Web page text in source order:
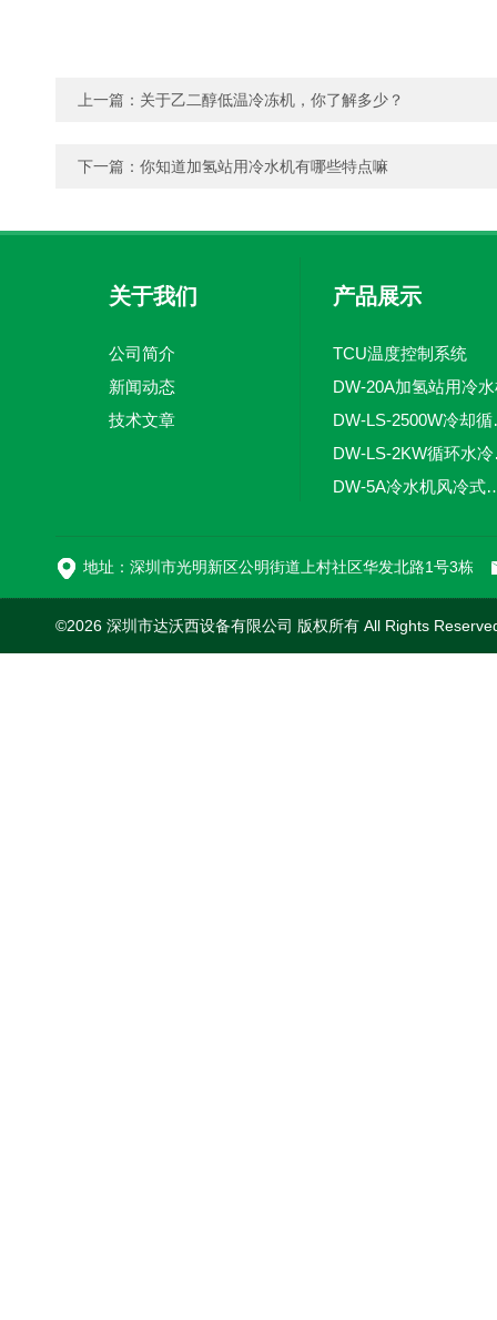
上一篇： 关于乙二醇低温冷冻机，你了解多少？
下一篇： 你知道加氢站用冷水机有哪些特点嘛
关于我们
公司简介
新闻动态
技术文章
产品展示
TCU温度控制系统
DW-20A加氢站用冷
DW-
DW-5A冷水机
地址：深圳市光明新区公明街道上村社区华发北路1号3栋
©2026 深圳市达沃西设备有限公司 版权所有 All Rights